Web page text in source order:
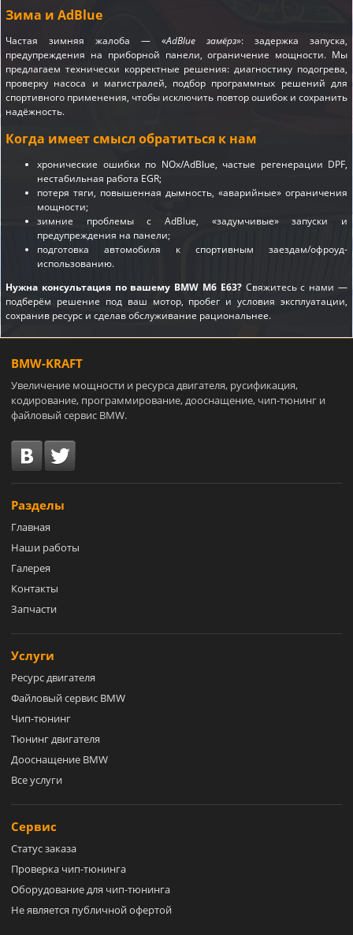
Зима и AdBlue
Частая зимняя жалоба — «AdBlue замёрз»: задержка запуска,
предупреждения на приборной панели, ограничение мощности. Мы
предлагаем технически корректные решения: диагностику подогрева,
проверку насоса и магистралей, подбор программных решений для
спортивного применения, чтобы исключить повтор ошибок и сохранить
надёжность.
Когда имеет смысл обратиться к нам
хронические ошибки по NOx/AdBlue, частые регенерации DPF,
нестабильная работа EGR;
потеря тяги, повышенная дымность, «аварийные» ограничения
мощности;
зимние проблемы с AdBlue, «задумчивые» запуски и
предупреждения на панели;
подготовка автомобиля к спортивным заездам/офроуд-
использованию.
Нужна консультация по вашему BMW M6 E63?Свяжитесь с нами —
подберём решение под ваш мотор, пробег и условия эксплуатации,
сохранив ресурс и сделав обслуживание рациональнее.
BMW-KRAFT
Увеличение мощности и ресурса двигателя, русификация,
кодирование, программирование, дооснащение, чип-тюнинг и
файловый сервис BMW.
Разделы
Главная
Наши работы
Галерея
Контакты
Запчасти
Услуги
Ресурс двигателя
Файловый сервис BMW
Чип-тюнинг
Тюнинг двигателя
Дооснащение BMW
Все услуги
Сервис
Статус заказа
Проверка чип-тюнинга
Оборудование для чип-тюнинга
Не является публичной офертой